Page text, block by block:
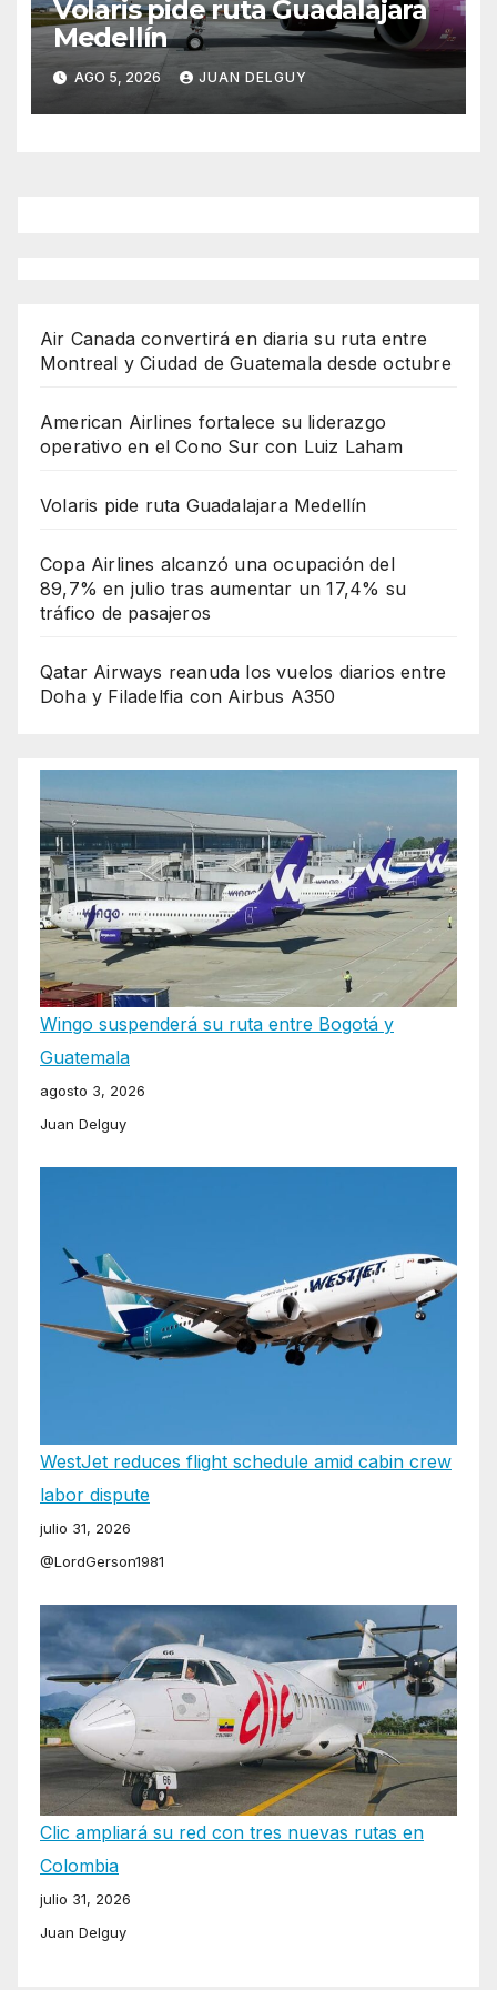
Volaris pide ruta Guadalajara
Medellín
AGO 5, 2026 JUAN DELGUY
Air Canada convertirá en diaria su ruta entre
Montreal y Ciudad de Guatemala desde octubre
American Airlines fortalece su liderazgo
operativo en el Cono Sur con Luiz Laham
Volaris pide ruta Guadalajara Medellín
Copa Airlines alcanzó una ocupación del
89,7% en julio tras aumentar un 17,4% su
tráfico de pasajeros
Qatar Airways reanuda los vuelos diarios entre
Doha y Filadelfia con Airbus A350
Wingo suspenderá su ruta entre Bogotá y
Guatemala
agosto 3, 2026
Juan Delguy
WestJet reduces flight schedule amid cabin crew
labor dispute
julio 31, 2026
@LordGerson1981
Clic ampliará su red con tres nuevas rutas en
Colombia
julio 31, 2026
Juan Delguy